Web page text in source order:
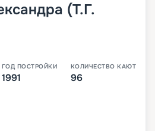
(Т.Г.
ГОД ПОСТРОЙКИ
1991
КОЛИЧЕСТВО КАЮТ
96